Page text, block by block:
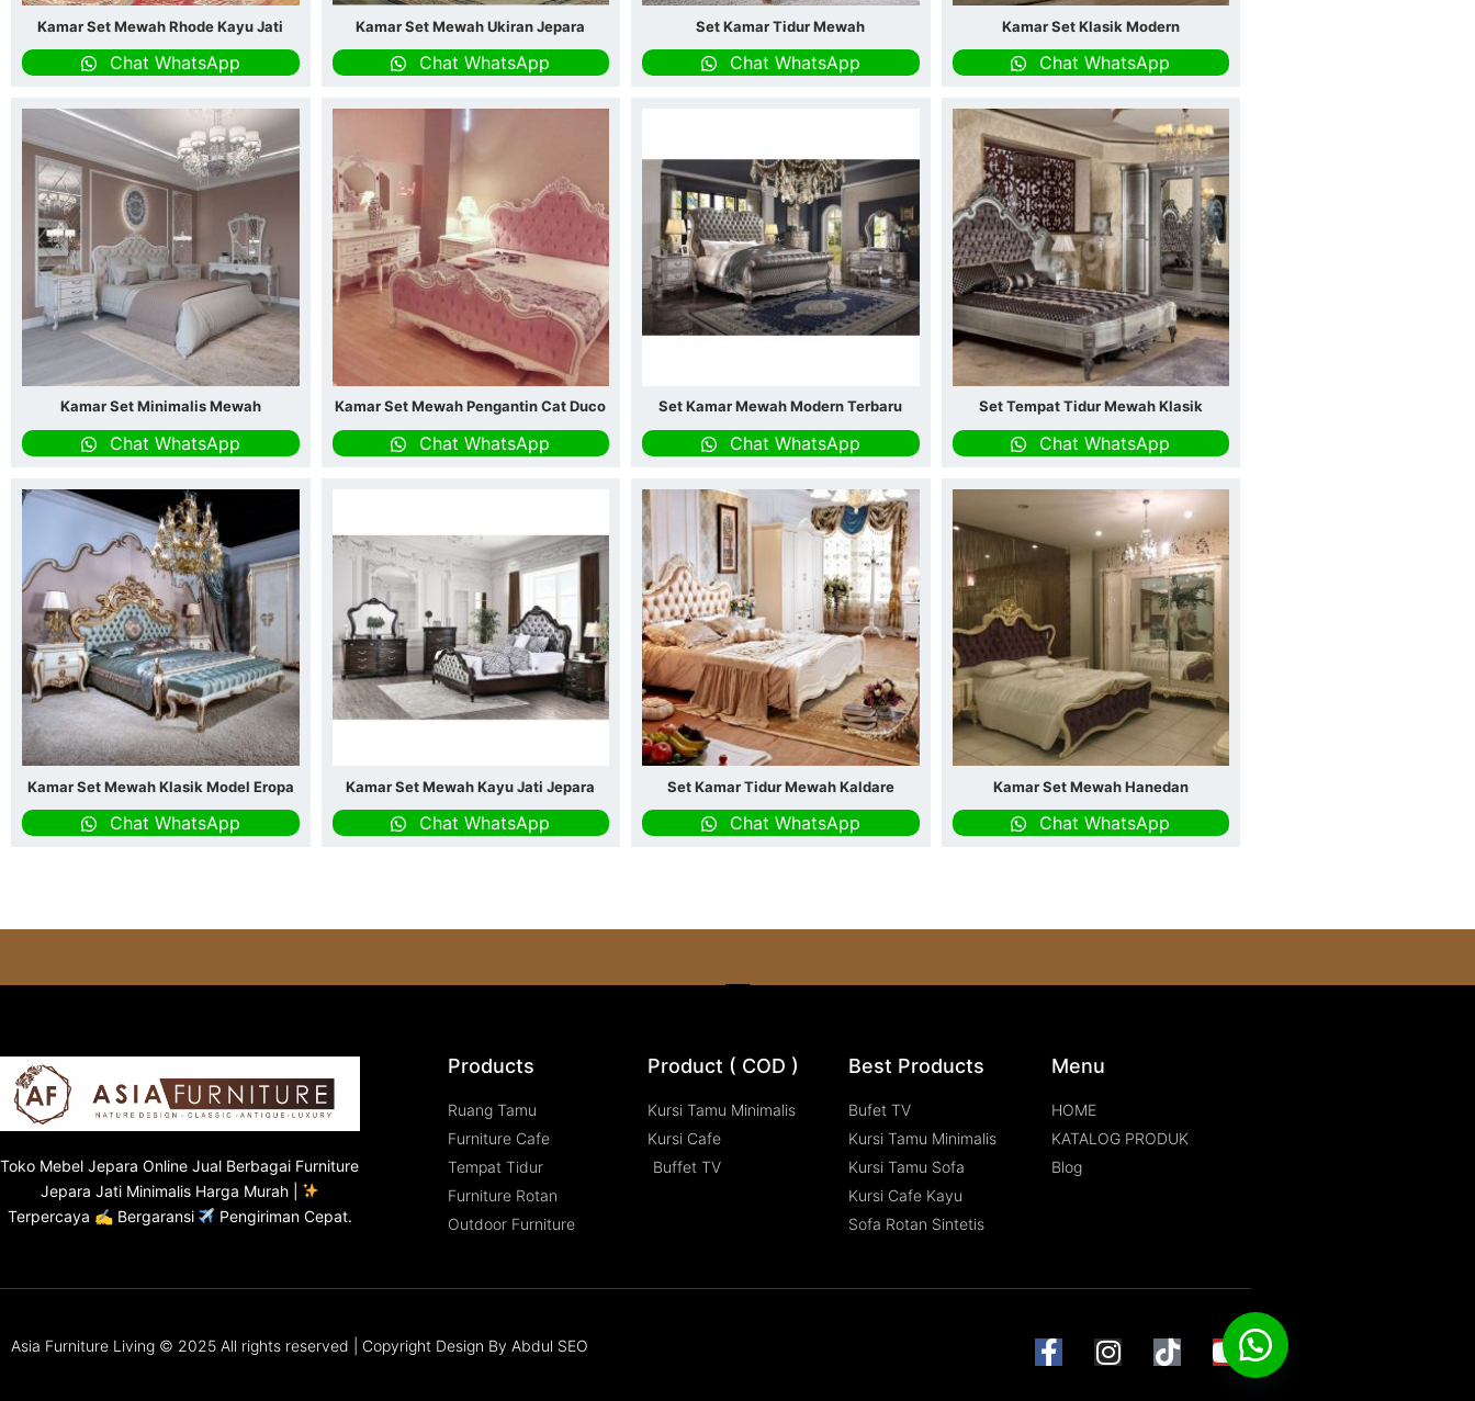
Kamar Set Mewah Rhode Kayu Jati
Chat WhatsApp
Kamar Set Mewah Ukiran Jepara
Chat WhatsApp
Set Kamar Tidur Mewah
Chat WhatsApp
Kamar Set Klasik Modern
Chat WhatsApp
Kamar Set Minimalis Mewah
Chat WhatsApp
Kamar Set Mewah Pengantin Cat Duco
Chat WhatsApp
Set Kamar Mewah Modern Terbaru
Chat WhatsApp
Set Tempat Tidur Mewah Klasik
Chat WhatsApp
Kamar Set Mewah Klasik Model Eropa
Chat WhatsApp
Kamar Set Mewah Kayu Jati Jepara
Chat WhatsApp
Set Kamar Tidur Mewah Kaldare
Chat WhatsApp
Kamar Set Mewah Hanedan
Chat WhatsApp
Toko Mebel Jepara Online Jual Berbagai Furniture
Jepara Jati Minimalis Harga Murah |
Terpercaya ✍ Bergaransi
Pengiriman Cepat.
Products
Ruang Tamu
Furniture Cafe
Tempat Tidur
Furniture Rotan
Outdoor Furniture
Product ( COD )
Kursi Tamu Minimalis
Kursi Cafe
Buffet TV
Best Products
Bufet TV
Kursi Tamu Minimalis
Kursi Tamu Sofa
Kursi Cafe Kayu
Sofa Rotan Sintetis
Menu
HOME
KATALOG PRODUK
Blog
Asia Furniture Living © 2025 All rights reserved | Copyright Design By Abdul SEO